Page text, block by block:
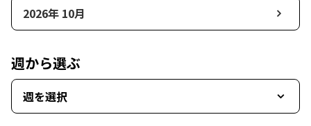
2026年 10月
週から選ぶ
週を選択